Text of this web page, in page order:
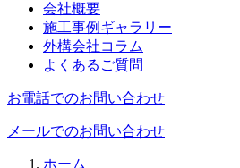
会社概要
施工事例ギャラリー
外構会社コラム
よくあるご質問
お電話でのお問い合わせ
メールでのお問い合わせ
ホーム